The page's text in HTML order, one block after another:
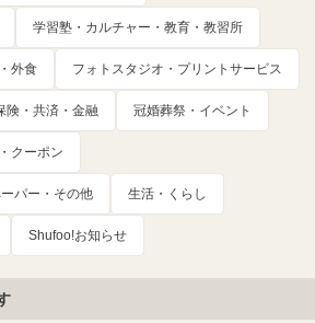
学習塾・カルチャー・教育・教習所
外食 フォトスタジオ・プリントサービス
険・共済・金融 冠婚葬祭・イベント
クーポン
パー・その他 生活・くらし
Shufoo!お知らせ